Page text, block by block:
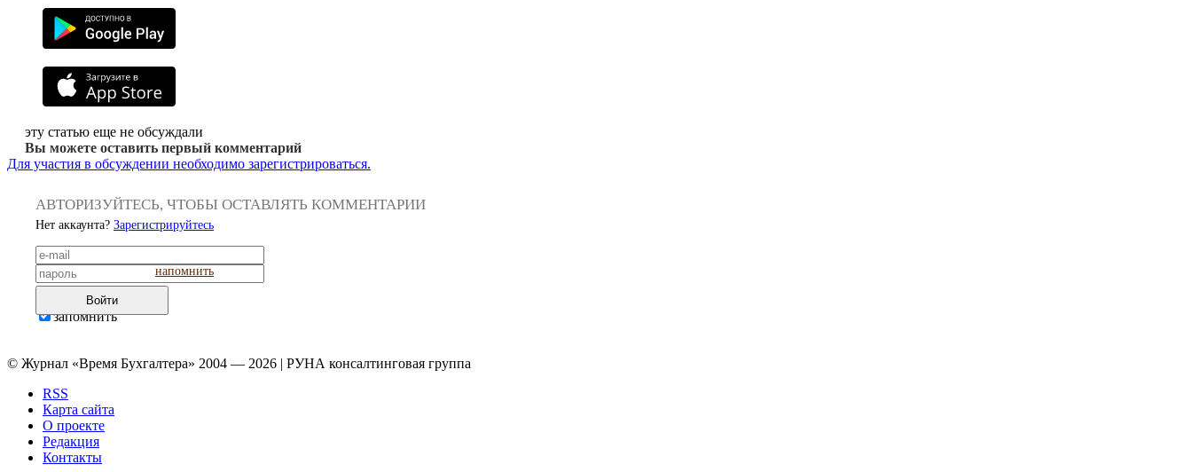
эту статью еще не обсуждали
Вы можете оставить первый комментарий
Для участия в обсуждении необходимо зарегистрироваться.
АВТОРИЗУЙТЕСЬ, ЧТОБЫ ОСТАВЛЯТЬ КОММЕНТАРИИ
Нет аккаунта? Зарегистрируйтесь
напомнить
Войти
запомнить
© Журнал «Время Бухгалтера» 2004 — 2026 | РУНА консалтинговая группа
RSS
Карта сайта
О проекте
Редакция
Контакты